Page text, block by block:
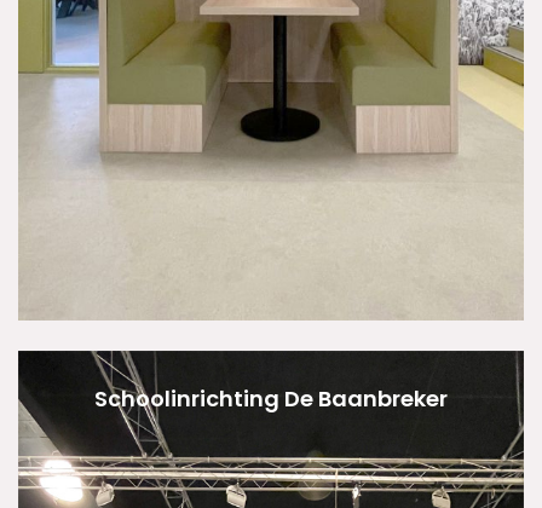
Schoolinrichting De Baanbreker